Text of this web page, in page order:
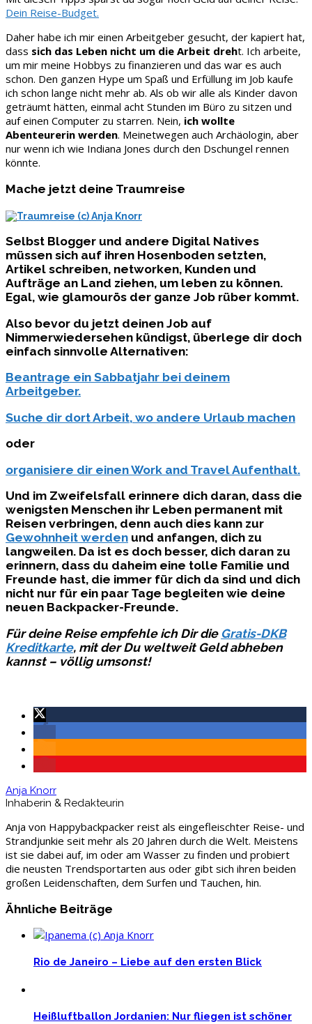
Dein Reise-Budget.
Daher habe ich mir einen Arbeitgeber gesucht, der kapiert hat,
dass sich das Leben nicht um die Arbeit dreht. Ich arbeite,
um mir meine Hobbys zu finanzieren und das war es auch
schon. Den ganzen Hype um Spaß und Erfüllung im Job kaufe
ich schon lange nicht mehr ab. Als ob wir alle als Kinder davon
geträumt hätten, einmal acht Stunden im Büro zu sitzen und
auf einen Computer zu starren. Nein, ich wollte
Abenteurerin werden. Meinetwegen auch Archäologin, aber
nur wenn ich wie Indiana Jones durch den Dschungel rennen
könnte.
Mache jetzt deine Traumreise
Selbst Blogger und andere Digital Natives
müssen sich auf ihren Hosenboden setzten,
Artikel schreiben, networken, Kunden und
Aufträge an Land ziehen, um leben zu können.
Egal, wie glamourös der ganze Job rüber kommt.
Also bevor du jetzt deinen Job auf
Nimmerwiedersehen kündigst, überlege dir doch
einfach sinnvolle Alternativen:
Beantrage ein Sabbatjahr bei deinem
Arbeitgeber.
Suche dir dort Arbeit, wo andere Urlaub machen
oder
organisiere dir einen Work and Travel Aufenthalt.
Und im Zweifelsfall erinnere dich daran, dass die
wenigsten Menschen ihr Leben permanent mit
Reisen verbringen, denn auch dies kann zur
Gewohnheit werden und anfangen, dich zu
langweilen. Da ist es doch besser, dich daran zu
erinnern, dass du daheim eine tolle Familie und
Freunde hast, die immer für dich da sind und dich
nicht nur für ein paar Tage begleiten wie deine
neuen Backpacker-Freunde.
Für deine Reise empfehle ich Dir die Gratis-DKB
Kreditkarte, mit der Du weltweit Geld abheben
kannst – völlig umsonst!
Anja Knorr
Inhaberin & Redakteurin
Anja von Happybackpacker reist als eingefleischter Reise- und
Strandjunkie seit mehr als 20 Jahren durch die Welt. Meistens
ist sie dabei auf, im oder am Wasser zu finden und probiert
die neusten Trendsportarten aus oder gibt sich ihren beiden
großen Leidenschaften, dem Surfen und Tauchen, hin.
Ähnliche Beiträge
Rio de Janeiro – Liebe auf den ersten Blick
Heißluftballon Jordanien: Nur fliegen ist schöner